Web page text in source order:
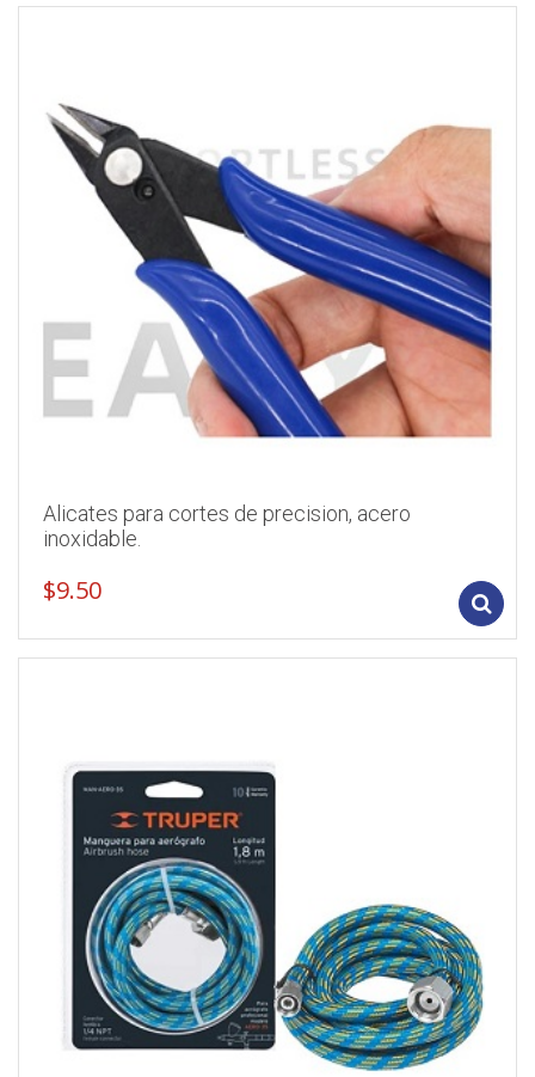
Alicates para cortes de precision, acero
inoxidable.
$9.50